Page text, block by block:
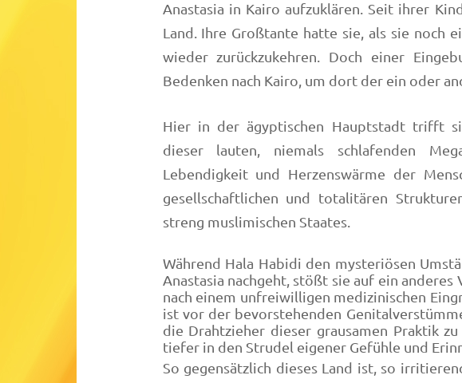
Anastasia in Kairo aufzuklären. Seit ihrer
Land. Ihre Großtante hatte sie, als sie noch
wieder zurückzukehren. Doch einer
Bedenken nach Kairo, um dort der ein oder
Hier in der ägyptischen Hauptstadt trifft
dieser lauten, niemals schlafenden
Lebendigkeit und Herzenswärme der
gesellschaftlichen und totalitären
streng muslimischen Staates.
Während Hala Habidi den mysteriösen
Anastasia nachgeht, stößt sie auf ein
nach einem unfreiwilligen medizinischen
ist vor der bevorstehenden
die Drahtzieher dieser grausamen Praktik
tiefer in den Strudel eigener Gefühle und
So gegensätzlich dieses Land ist, so